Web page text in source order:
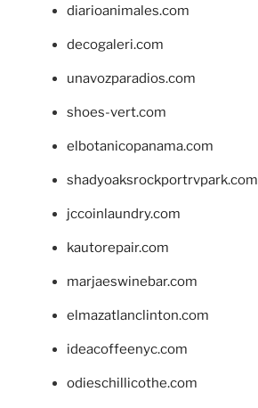
diarioanimales.com
decogaleri.com
unavozparadios.com
shoes-vert.com
elbotanicopanama.com
shadyoaksrockportrvpark.com
jccoinlaundry.com
kautorepair.com
marjaeswinebar.com
elmazatlanclinton.com
ideacoffeenyc.com
odieschillicothe.com